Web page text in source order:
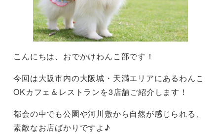
こんにちは、おでかけわんこ部です！
今回は大阪市内の大阪城・天満エリアにあるわんこ
OKカフェ＆レストランを3店舗ご紹介します！
都会の中でも公園や河川敷から自然が感じられる、
素敵なお店ばかりですよ♪